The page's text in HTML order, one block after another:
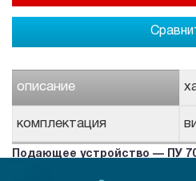
описание
комплектация
Подающее устройство — ПУ